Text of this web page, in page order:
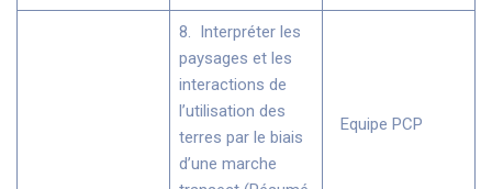
8. Interpréter les
paysages et les
interactions de
l’utilisation des
terres par le biais
d’une marche
Equipe PCP